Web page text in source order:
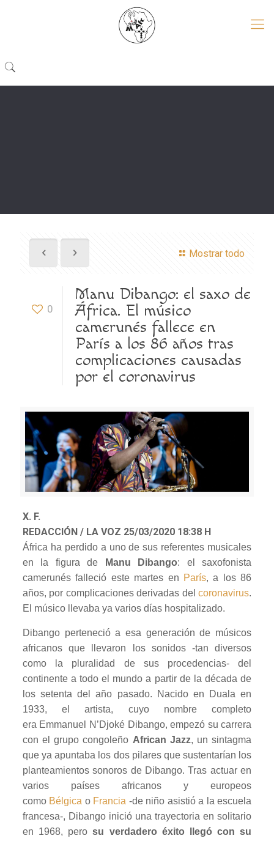
Mostrar todo
0
Manu Dibango: el saxo de
África. El músico
camerunés fallece en
París a los 86 años tras
complicaciones causadas
por el coronavirus
X. F.
REDACCIÓN / LA VOZ 25/03/2020 18:38 H
África ha perdido a uno de sus referentes musicales
en la figura de
Manu Dibango: el saxofonista
camerunés falleció este martes en París, a los 86
años, por complicaciones derivadas delcoronavirus.
El músico llevaba ya varios días hospitalizado.
Dibango perteneció a esa generación de músicos
africanos que llevaron los sonidos -tan diversos
como la pluralidad de sus procedencias- del
continente a todo el mundo a partir de la década de
los setenta del año pasado. Nacido en Duala en
1933, el artista, cuyo nombre completo
era Emmanuel N’Djoké Dibango, empezó su carrera
con el grupo congoleño African Jazz, un sintagma
que ya apuntaba los dos pilares que sustentarían los
planteamientos sonoros de Dibango. Tras actuar en
varios países africanos y europeos
como Bélgica o Francia -de niño asistió a la escuela
francesa-, Dibango inició una trayectoria en solitario
en 1968, perosu verdadero éxito llegó con su